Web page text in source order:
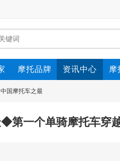
摩托品牌 资讯中心 摩
中国摩托车之最
第一个单骑摩托车穿